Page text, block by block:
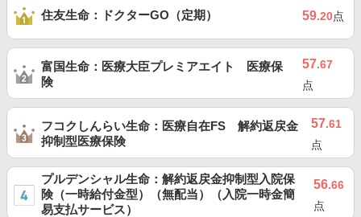
住友生命：ドクターGO（定期） 59.20点
富国生命：医療大臣プレミアエイト 医療保
険
57.67
点
フコクしんらい生命：医療自在FS 解約返戻金
抑制型医療保険
57.61
点
プルデンシャル生命：解約返戻金抑制型入院保
険（一時給付金型）（無配当）（入院一時金簡
易支払サービス）
56.66
点